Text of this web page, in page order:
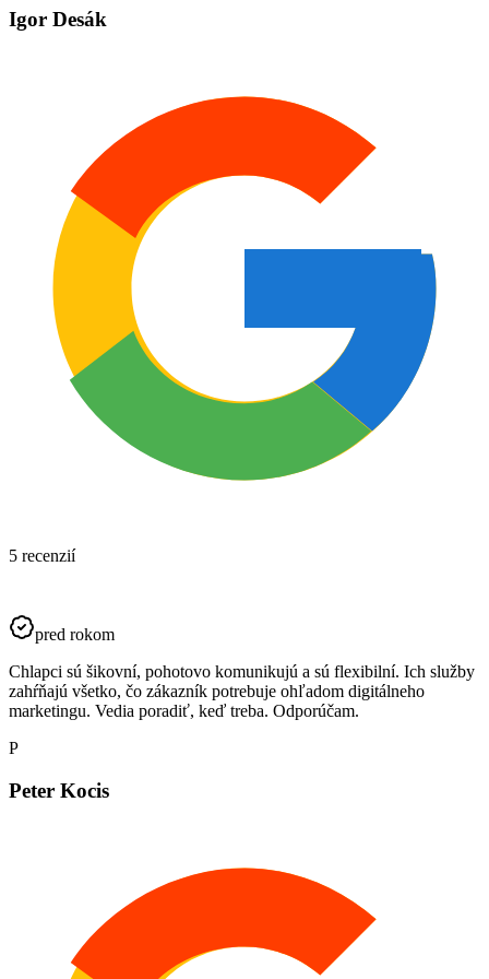
Igor Desák
5 recenzií
pred rokom
Chlapci sú šikovní, pohotovo komunikujú a sú flexibilní. Ich služby
zahŕňajú všetko, čo zákazník potrebuje ohľadom digitálneho
marketingu. Vedia poradiť, keď treba. Odporúčam.
P
Peter Kocis